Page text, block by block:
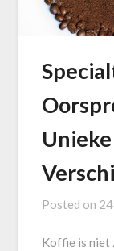
Posted on
Koffie is niet